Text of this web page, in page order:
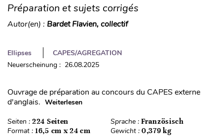
Préparation et sujets corrigés
Autor(en) : Bardet Flavien, collectif
Ellipses
CAPES/AGREGATION
Neuerscheinung : 26.08.2025
Ouvrage de préparation au concours du CAPES externe
d'anglais. Weiterlesen
Seiten : 224 Seiten Sprache : Französisch
Format : 16,5 cm x 24 cm Gewicht : 0,379 kg